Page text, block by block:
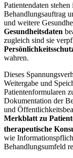
Patientendaten
Behandlungsauftrag
und weitere
Gesundheitsdaten
zugleich sind sie
wahren.
Dieses
Weitergabe und
Patientenformularen
Dokumentation der
und
Merkblatt zu
therapeutische
wie
Behandlungsumfeld